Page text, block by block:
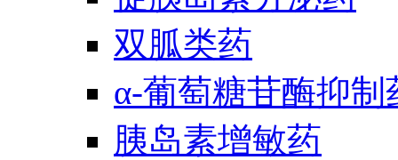
双胍类药
α-葡萄糖苷酶抑制
胰岛素增敏药